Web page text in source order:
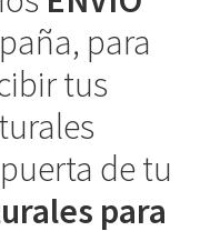
para
tus
de tu
para